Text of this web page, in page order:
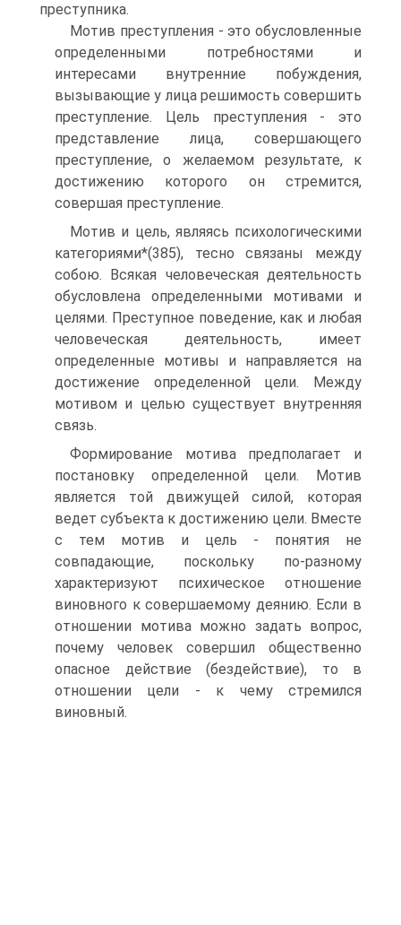
преступника.
Мотив преступления - это обусловленные
определенными потребностями и
интересами внутренние побуждения,
вызывающие у лица решимость совершить
преступление. Цель преступления - это
представление лица, совершающего
преступление, о желаемом результате, к
достижению которого он стремится,
совершая преступление.
Мотив и цель, являясь психологическими
категориями*(385), тесно связаны между
собою. Всякая человеческая деятельность
обусловлена определенными мотивами и
целями. Преступное поведение, как и любая
человеческая деятельность, имеет
определенные мотивы и направляется на
достижение определенной цели. Между
мотивом и целью существует внутренняя
связь.
Формирование мотива предполагает и
постановку определенной цели. Мотив
является той движущей силой, которая
ведет субъекта к достижению цели. Вместе
с тем мотив и цель - понятия не
совпадающие, поскольку по-разному
характеризуют психическое отношение
виновного к совершаемому деянию. Если в
отношении мотива можно задать вопрос,
почему человек совершил общественно
опасное действие (бездействие), то в
отношении цели - к чему стремился
виновный.